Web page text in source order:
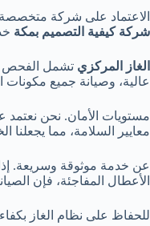
الاعتماد على شركة متخصصة
شركة كيفية التصميم بمكة
الغاز المركزي تشمل الفحص
عالية، وصيانة جميع
مستويات الأمان. نحن
معايير السلامة، مما يجعلنا
عن خدمة موثوقة وسريعة.
الأعطال المفاجئة، فإن
للحفاظ على نظام الغاز